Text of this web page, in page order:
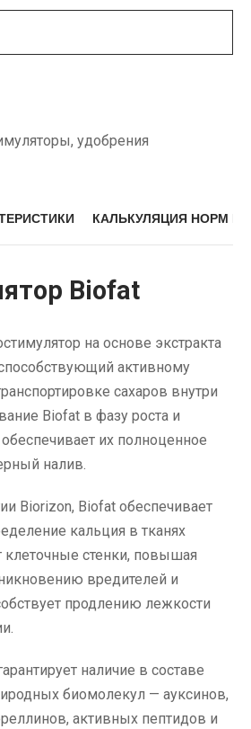
, удобрения
КАЛЬКУЛЯЦИЯ НОРМ
Biofat
на основе экстракта
активному
сахаров внутри
Biofat в фазу роста и
их полноценное
налив.
Biorizon, Biofat обеспечивает
кальция в тканях
клеточные стенки, повышая
вредителей и
продлению лежкости
наличие в составе
биомолекул — ауксинов,
активных пептидов и